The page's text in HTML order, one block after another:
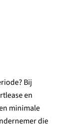
Bij
en
minimale
die